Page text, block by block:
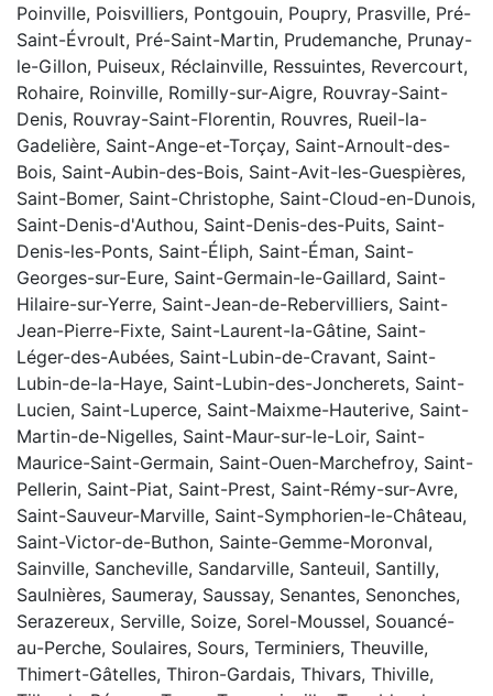
Poinville, Poisvilliers, Pontgouin, Poupry, Prasville, Pré-
Saint-Évroult, Pré-Saint-Martin, Prudemanche, Prunay-
le-Gillon, Puiseux, Réclainville, Ressuintes, Revercourt,
Rohaire, Roinville, Romilly-sur-Aigre, Rouvray-Saint-
Denis, Rouvray-Saint-Florentin, Rouvres, Rueil-la-
Gadelière, Saint-Ange-et-Torçay, Saint-Arnoult-des-
Bois, Saint-Aubin-des-Bois, Saint-Avit-les-Guespières,
Saint-Bomer, Saint-Christophe, Saint-Cloud-en-Dunois,
Saint-Denis-d'Authou, Saint-Denis-des-Puits, Saint-
Denis-les-Ponts, Saint-Éliph, Saint-Éman, Saint-
Georges-sur-Eure, Saint-Germain-le-Gaillard, Saint-
Hilaire-sur-Yerre, Saint-Jean-de-Rebervilliers, Saint-
Jean-Pierre-Fixte, Saint-Laurent-la-Gâtine, Saint-
Léger-des-Aubées, Saint-Lubin-de-Cravant, Saint-
Lubin-de-la-Haye, Saint-Lubin-des-Joncherets, Saint-
Lucien, Saint-Luperce, Saint-Maixme-Hauterive, Saint-
Martin-de-Nigelles, Saint-Maur-sur-le-Loir, Saint-
Maurice-Saint-Germain, Saint-Ouen-Marchefroy, Saint-
Pellerin, Saint-Piat, Saint-Prest, Saint-Rémy-sur-Avre,
Saint-Sauveur-Marville, Saint-Symphorien-le-Château,
Saint-Victor-de-Buthon, Sainte-Gemme-Moronval,
Sainville, Sancheville, Sandarville, Santeuil, Santilly,
Saulnières, Saumeray, Saussay, Senantes, Senonches,
Serazereux, Serville, Soize, Sorel-Moussel, Souancé-
au-Perche, Soulaires, Sours, Terminiers, Theuville,
Thimert-Gâtelles, Thiron-Gardais, Thivars, Thiville,